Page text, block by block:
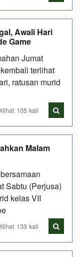
Awali Hari
Game
Jumat
terlihat
ratusan murid
105 kali
Malam
Sabtu (Perjusa)
kelas VII
133 kali